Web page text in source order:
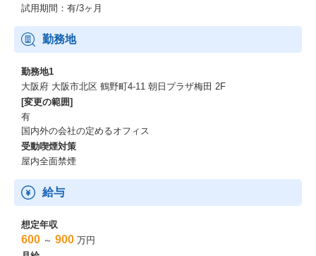
試用期間：有/3ヶ月
勤務地
勤務地1
大阪府 大阪市北区 鶴野町4-11 朝日プラザ梅田 2F
[変更の範囲]
有
国内外の会社の定めるオフィス
受動喫煙対策
屋内全面禁煙
給与
想定年収
600 ～ 900 万円